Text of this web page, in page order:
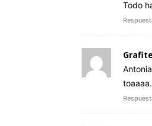
Todo